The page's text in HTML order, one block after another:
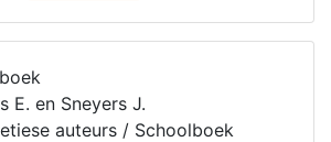
E. en Sneyers J.
auteurs / Schoolboek